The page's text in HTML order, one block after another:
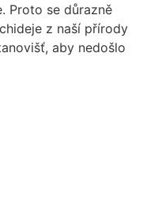
Proto se důrazně
z naší přírody
aby nedošlo